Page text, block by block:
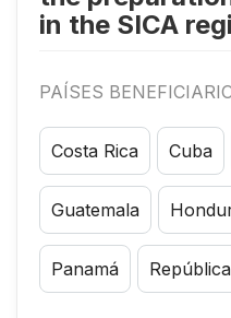
in the SICA
PAÍSES
Costa Rica Cuba
Guatemala
Panamá